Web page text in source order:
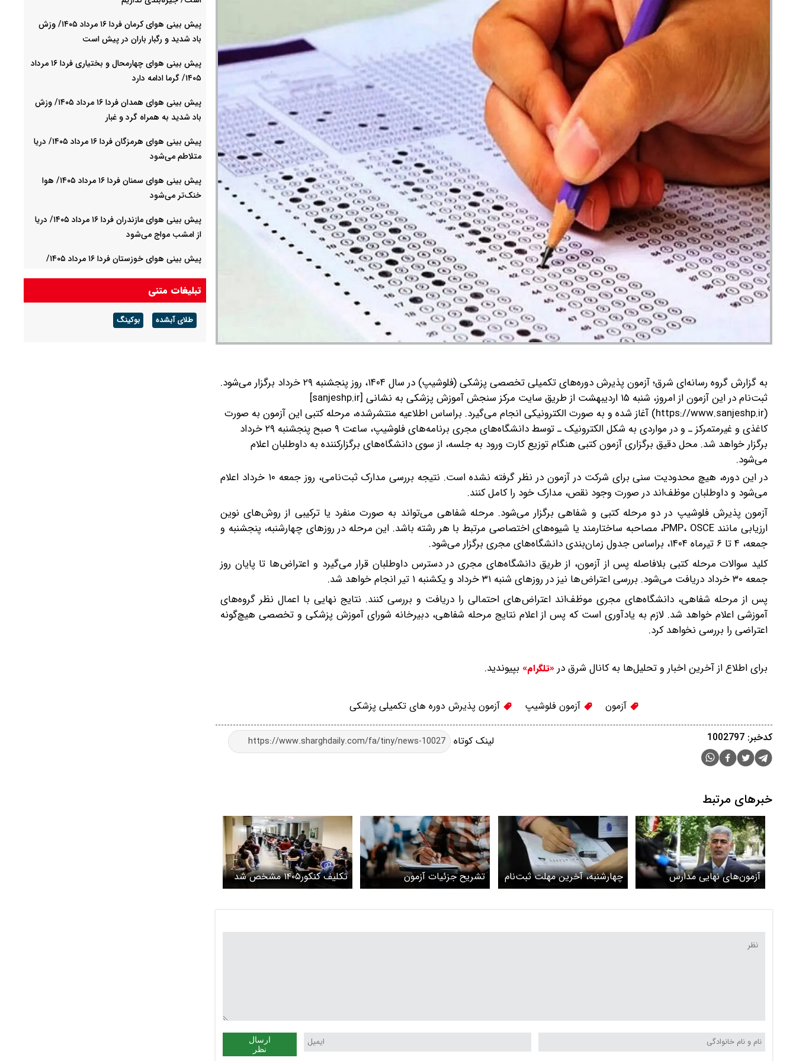
به گزارش گروه رسانه‌ای شرق؛ آزمون پذیرش دوره‌های تکمیلی تخصصی پزشکی (فلوشیپ) در سال ۱۴۰۴، روز پنجشنبه ۲۹ خرداد برگزار می‌شود.
ثبت‌نام در این آزمون از امروز، شنبه ۱۵ اردیبهشت از طریق سایت مرکز سنجش آموزش پزشکی به نشانی [sanjeshp.ir]
(https://www.sanjeshp.ir) آغاز شده و به صورت الکترونیکی انجام می‌گیرد.
براساس اطلاعیه منتشرشده، مرحله کتبی این آزمون به صورت
کاغذی و غیرمتمرکز ـ و در مواردی به‌ شکل الکترونیک ـ توسط دانشگاه‌های مجری برنامه‌های فلوشیپ، ساعت ۹ صبح پنجشنبه ۲۹ خرداد
برگزار خواهد شد. محل دقیق برگزاری آزمون کتبی هنگام توزیع کارت ورود به جلسه، از سوی دانشگاه‌های برگزارکننده به داوطلبان اعلام
می‌شود.
در این دوره، هیچ محدودیت سنی برای شرکت در آزمون در نظر گرفته نشده است. نتیجه بررسی مدارک ثبت‌نامی، روز جمعه ۱۰ خرداد اعلام
می‌شود و داوطلبان موظف‌اند در صورت وجود نقص، مدارک خود را کامل کنند.
آزمون پذیرش فلوشیپ در دو مرحله کتبی و شفاهی برگزار می‌شود. مرحله شفاهی می‌تواند به صورت منفرد یا ترکیبی از روش‌های نوین
ارزیابی مانند PMP، OSCE، مصاحبه ساختارمند یا شیوه‌های اختصاصی مرتبط با هر رشته باشد. این مرحله در روزهای چهارشنبه، پنجشنبه و
جمعه، ۴ تا ۶ تیرماه ۱۴۰۴، براساس جدول زمان‌بندی دانشگاه‌های مجری برگزار می‌شود.
کلید سوالات مرحله کتبی بلافاصله پس از آزمون، از طریق دانشگاه‌های مجری در دسترس داوطلبان قرار می‌گیرد و اعتراض‌ها تا پایان روز
جمعه ۳۰ خرداد دریافت می‌شود. بررسی اعتراض‌ها نیز در روزهای شنبه ۳۱ خرداد و یکشنبه ۱ تیر انجام خواهد شد.
پس از مرحله شفاهی، دانشگاه‌های مجری موظف‌اند اعتراض‌های احتمالی را دریافت و بررسی کنند. نتایج نهایی با اعمال نظر گروه‌های
آموزشی اعلام خواهد شد. لازم به یادآوری است که پس از اعلام نتایج مرحله شفاهی، دبیرخانه شورای آموزش پزشکی و تخصصی هیچ‌گونه
اعتراضی را بررسی نخواهد کرد.
برای اطلاع از آخرین اخبار و تحلیل‌ها به کانال شرق در «تلگرام» بپیوندید.
آزمون آزمون فلوشیپ آزمون پذیرش دوره های تکمیلی پزشکی
لینک کوتاه کدخبر: 1002797
خبرهای مرتبط
آزمون‌های نهایی مدارس
هیچگونه تغییر ماهیتی با
چهارشنبه، آخرین مهلت ثبت‌نام
دکتری بدون آزمون دانشگاه آزاد
تشریح جزئیات آزمون
اختصاصی پذیرش دانشجو -
تکلیف کنکور۱۴۰۵ مشخص شد
ارسال
نظر
پیش بینی هوای کرمان فردا ۱۶ مرداد ۱۴۰۵/ وزش
باد شدید و رگبار باران در پیش است
پیش بینی هوای چهارمحال و بختیاری فردا ۱۶ مرداد
۱۴۰۵/ گرما ادامه دارد
پیش بینی هوای همدان فردا ۱۶ مرداد ۱۴۰۵/ وزش
باد شدید به همراه گرد و غبار
پیش بینی هوای هرمزگان فردا ۱۶ مرداد ۱۴۰۵/ دریا
متلاطم می‌شود
پیش بینی هوای سمنان فردا ۱۶ مرداد ۱۴۰۵/ هوا
خنک‌تر می‌شود
پیش بینی هوای مازندران فردا ۱۶ مرداد ۱۴۰۵/ دریا
از امشب مواج می‌شود
پیش بینی هوای خوزستان فردا ۱۶ مرداد ۱۴۰۵/
باد و رگبار پراکنده
تبلیغات متنی
طلای آبشده بوکینگ